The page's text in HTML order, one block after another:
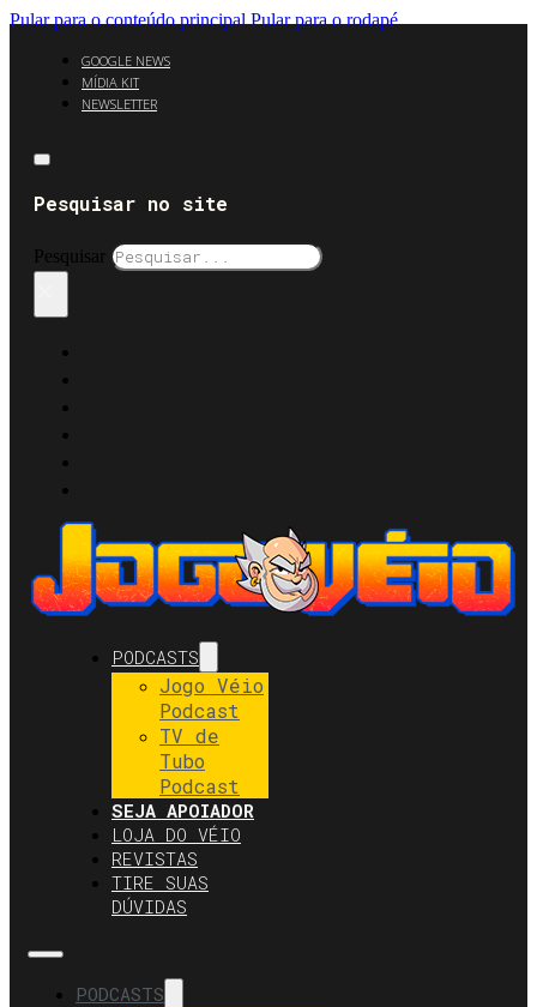
Pular para o conteúdo principal Pular para o rodapé
GOOGLE NEWS
MÍDIA KIT
NEWSLETTER
Pesquisar no site
Pesquisar
PODCASTS
Jogo Véio
Podcast
TV de
Tubo
Podcast
SEJA APOIADOR
LOJA DO VÉIO
REVISTAS
TIRE SUAS
DÚVIDAS
PODCASTS